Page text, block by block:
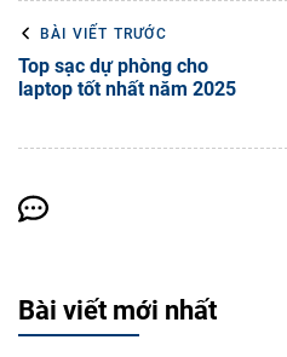
BÀI VIẾT TRƯỚC
Top sạc dự phòng cho
laptop tốt nhất năm 2025
Bài viết mới nhất